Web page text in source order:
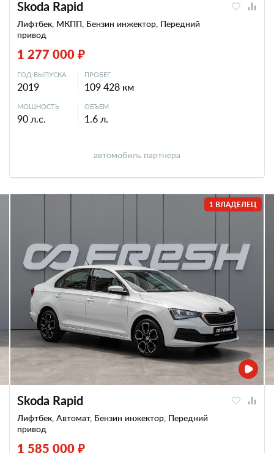
Skoda Rapid
Лифтбек, МКПП, Бензин инжектор, Передний
привод
1 277 000 ₽
ГОД ВЫПУСКА
2019
ПРОБЕГ
109 428 км
МОЩНОСТЬ
90 л.с.
ОБЪЕМ
1.6 л.
автомобиль партнера
1 ВЛАДЕЛЕЦ
Skoda Rapid
Лифтбек, Автомат, Бензин инжектор, Передний
привод
1 585 000 ₽